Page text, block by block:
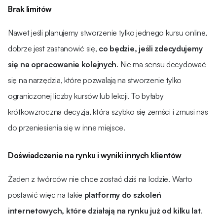
Brak limitów
Nawet jeśli planujemy stworzenie tylko jednego kursu online,
dobrze jest zastanowić się, co będzie, jeśli zdecydujemy
się na opracowanie kolejnych. Nie ma sensu decydować
się na narzędzia, które pozwalają na stworzenie tylko
ograniczonej liczby kursów lub lekcji. To byłaby
krótkowzroczna decyzja, która szybko się zemści i zmusi nas
do przeniesienia się w inne miejsce.
Doświadczenie na rynku i wyniki innych klientów
Żaden z twórców nie chce zostać dziś na lodzie. Warto
postawić więc na takie platformy do szkoleń
internetowych, które działają na rynku już od kilku lat.